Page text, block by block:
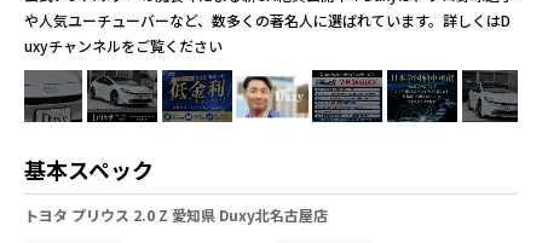
や人気ユーチューバーなど、数多くの著名人に選ばれています。詳しくはD
uxyチャンネルをご覧ください
基本スペック
トヨタ プリウス 2.0 Z 愛知県 Duxy北名古屋店